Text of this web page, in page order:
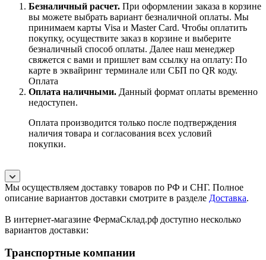
Безналичный расчет. При оформлении заказа в корзине
вы можете выбрать вариант безналичной оплаты. Мы
принимаем карты Visa и Master Card. Чтобы оплатить
покупку, осуществите заказ в корзине и выберите
безналичный способ оплаты. Далее наш менеджер
свяжется с вами и пришлет вам ссылку на оплату: По
карте в эквайринг терминале или СБП по QR коду.
Оплата
Оплата наличными. Данный формат оплаты временно
недоступен.
Оплата производится только после подтверждения
наличия товара и согласования всех условий
покупки.
Мы осуществляем доставку товаров по РФ и СНГ. Полное
описание вариантов доставки смотрите в разделе Доставка.
В интернет-магазине ФермаСклад.рф доступно несколько
вариантов доставки:
Транспортные компании